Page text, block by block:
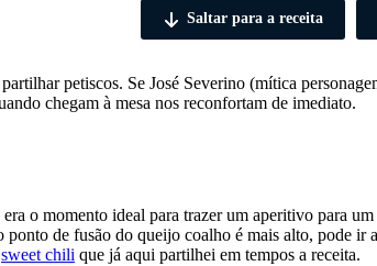
Saltar para a receita
petiscos. Se José Severino (mítica
chegam à mesa nos reconfortam de imediato.
o momento ideal para trazer um aperitivo para
de fusão do queijo coalho é mais alto, pode
sweet chili que já aqui partilhei em tempos a receita.